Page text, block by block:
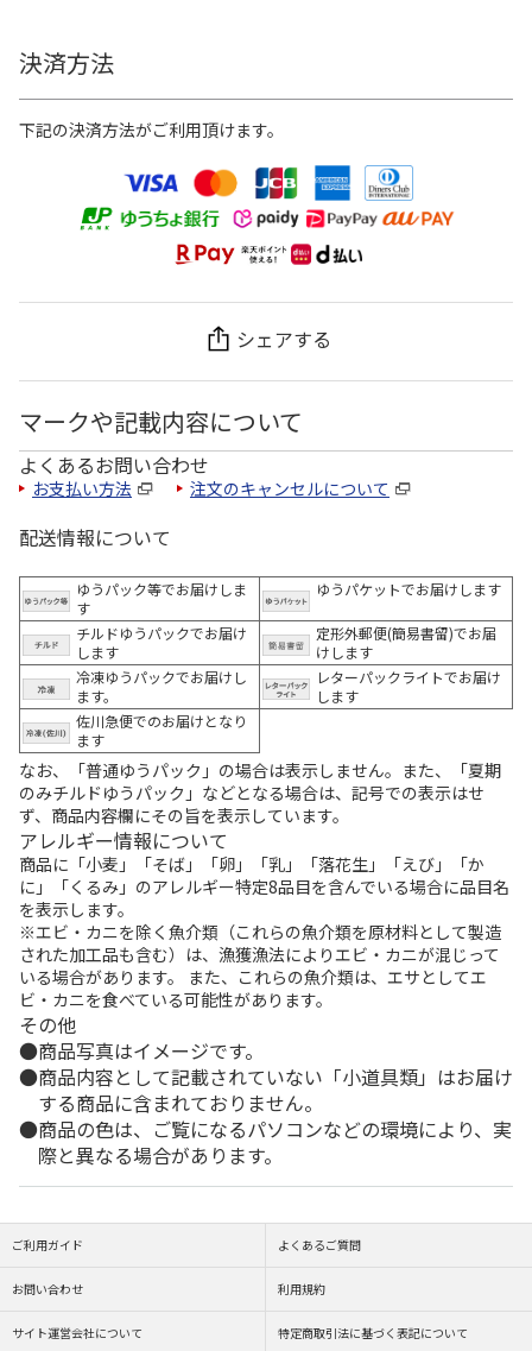
決済方法
下記の決済方法がご利用頂けます。
シェアする
マークや記載内容について
よくあるお問い合わせ
お支払い方法 注文のキャンセルについて
配送情報について
ゆうパック等でお届けしま
す
ゆうパケットでお届けします
チルドゆうパックでお届け
します
定形外郵便(簡易書留)でお届
けします
冷凍ゆうパックでお届けし
ます。
レターパックライトでお届け
します
佐川急便でのお届けとなり
ます
なお、「普通ゆうパック」の場合は表示しません。また、「夏期
のみチルドゆうパック」などとなる場合は、記号での表示はせ
ず、商品内容欄にその旨を表示しています。
アレルギー情報について
商品に「小麦」「そば」「卵」「乳」「落花生」「えび」「か
に」「くるみ」のアレルギー特定8品目を含んでいる場合に品目名
を表示します。
※エビ・カニを除く魚介類（これらの魚介類を原材料として製造
された加工品も含む）は、漁獲漁法によりエビ・カニが混じって
いる場合があります。 また、これらの魚介類は、エサとしてエ
ビ・カニを食べている可能性があります。
その他
商品写真はイメージです。
商品内容として記載されていない「小道具類」はお届け
する商品に含まれておりません。
商品の色は、ご覧になるパソコンなどの環境により、実
際と異なる場合があります。
ご利用ガイド よくあるご質問
お問い合わせ 利用規約
サイト運営会社について 特定商取引法に基づく表記について